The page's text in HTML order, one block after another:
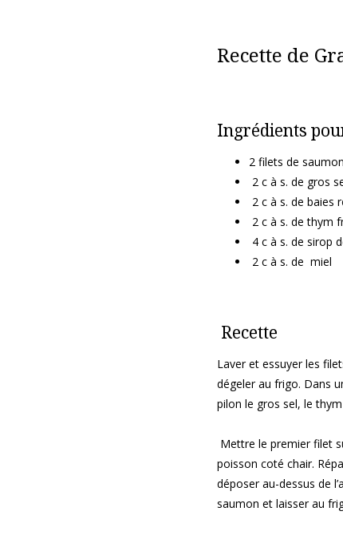
Recette de
Ingrédients
2 filets de
2 c à s. de gros
2 c à s. de baies
2 c à s. de thym
4 c à s. de sirop
2 c à s. de miel
Recette
Laver et essuyer les
dégeler au frigo. Dans
pilon le gros sel, le
Mettre le premier filet
poisson coté chair.
déposer au-dessus de
saumon et laisser au